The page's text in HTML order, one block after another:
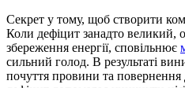
Секрет у тому, щоб створити
Коли дефіцит занадто великий,
збереження енергії, сповільнює
сильний голод. В результаті
почуття провини та